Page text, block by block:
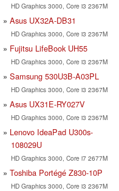
HD Graphics 3000, Core i3 2367M
Asus UX32A-DB31
HD Graphics 3000, Core i3 2367M
Fujitsu LifeBook UH55
HD Graphics 3000, Core i3 2367M
Samsung 530U3B-A03PL
HD Graphics 3000, Core i3 2367M
Asus UX31E-RY027V
HD Graphics 3000, Core i3 2367M
Lenovo IdeaPad U300s-
108029U
HD Graphics 3000, Core i7 2677M
Toshiba Portégé Z830-10P
HD Graphics 3000, Core i3 2367M